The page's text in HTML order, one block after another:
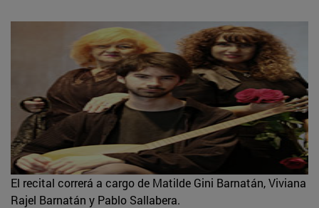
El recital correrá a cargo de Matilde Gini Barnatán, Viviana
Rajel Barnatán y Pablo Sallabera.